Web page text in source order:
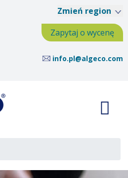
Zapytaj o wycenę
info.pl@algeco.com
Zmień region